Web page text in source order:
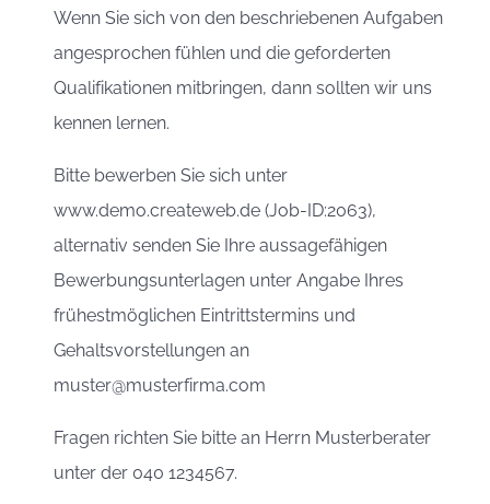
Wenn Sie sich von den beschriebenen Aufgaben
angesprochen fühlen und die geforderten
Qualifikationen mitbringen, dann sollten wir uns
kennen lernen.
Bitte bewerben Sie sich unter
www.demo.createweb.de (Job-ID:2063),
alternativ senden Sie Ihre aussagefähigen
Bewerbungsunterlagen unter Angabe Ihres
frühestmöglichen Eintrittstermins und
Gehaltsvorstellungen an
muster@musterfirma.com
Fragen richten Sie bitte an Herrn Musterberater
unter der 040 1234567.